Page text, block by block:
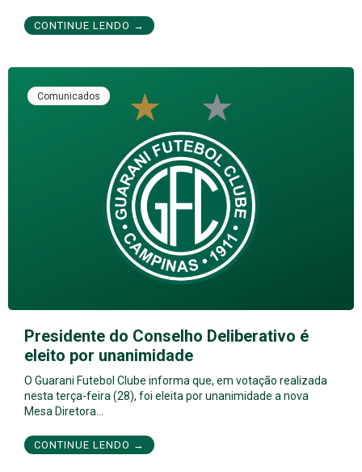
CONTINUE LENDO →
Comunicados
Presidente do Conselho Deliberativo é
eleito por unanimidade
O Guarani Futebol Clube informa que, em votação realizada
nesta terça-feira (28), foi eleita por unanimidade a nova
Mesa Diretora…
CONTINUE LENDO →